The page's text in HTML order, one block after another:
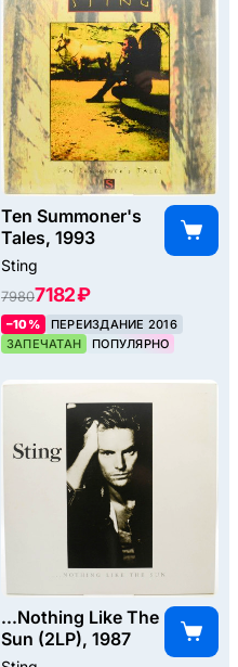
Ten Summoner's
Tales, 1993
Sting
79807182 ₽
–10%
ПЕРЕИЗДАНИЕ 2016
ЗАПЕЧАТАН
ПОПУЛЯРНО
...Nothing Like The
Sun (2LP), 1987